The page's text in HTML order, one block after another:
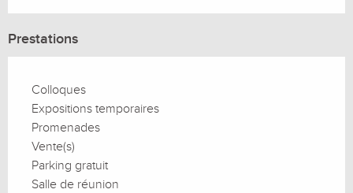
Prestations
Colloques
Expositions temporaires
Promenades
Vente(s)
Parking gratuit
Salle de réunion